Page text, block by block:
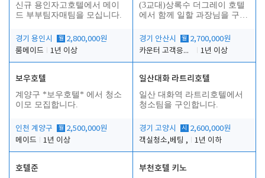
신규 용인자고호텔에서 메이
드 부부팀자매팀을 모십니다.
경기 용인시 월 2,800,000원
룸메이드
1년 이상
(3교대)상록수 더그레이 호텔
에서 함께 일할 과장님을 구합
경기 안산시
월 2,700,000원
카운터 고객응대 및 야간더블청소
1년 이상
보우호텔
계양구 *보우호텔* 에서 청소
이모 모집합니다.
인천 계양구 월 2,500,000원
메이드
1년 이상
일산대화 라트리호텔
일산 대화역 라트리호텔에서
청소팀을 구인합니다.
경기 고양시 시
2,600,000원
객실청소,베팅 ,
1년 이하
호텔준 부천호텔 키노